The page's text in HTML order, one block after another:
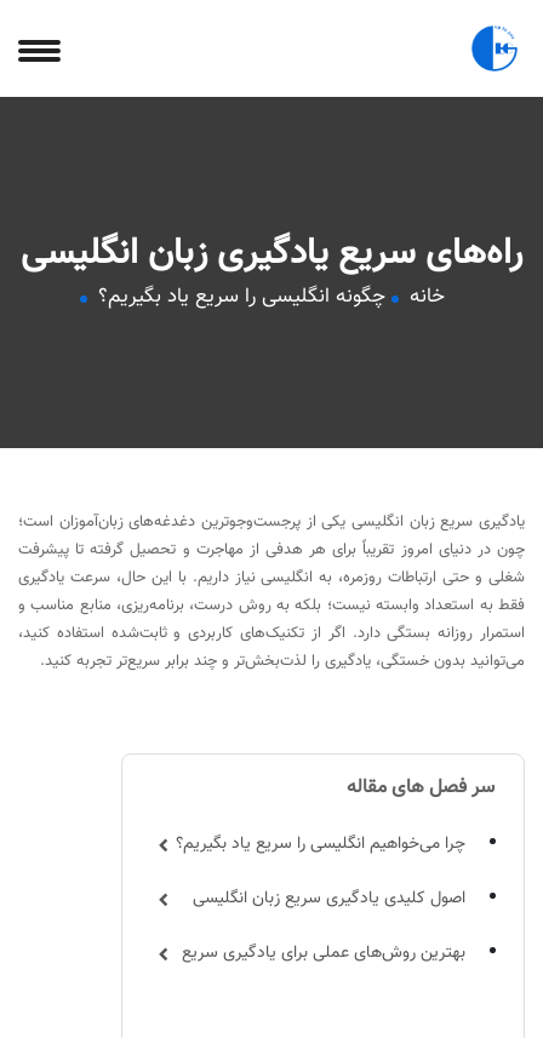
راه‌های سریع یادگیری زبان انگلیسی
خانه چگونه انگلیسی را سریع یاد بگیریم؟
یادگیری سریع زبان انگلیسی یکی از پرجست‌وجوترین دغدغه‌های زبان‌آموزان است؛
چون در دنیای امروز تقریباً برای هر هدفی از مهاجرت و تحصیل گرفته تا پیشرفت
شغلی و حتی ارتباطات روزمره، به انگلیسی نیاز داریم. با این حال، سرعت یادگیری
فقط به استعداد وابسته نیست؛ بلکه به روش درست، برنامه‌ریزی، منابع مناسب و
استمرار روزانه بستگی دارد. اگر از تکنیک‌های کاربردی و ثابت‌شده استفاده کنید،
می‌توانید بدون خستگی، یادگیری را لذت‌بخش‌تر و چند برابر سریع‌تر تجربه کنید.
سر فصل های مقاله
چرا می‌خواهیم انگلیسی را سریع یاد بگیریم؟
اصول کلیدی یادگیری سریع زبان انگلیسی
بهترین روش‌های عملی برای یادگیری سریع